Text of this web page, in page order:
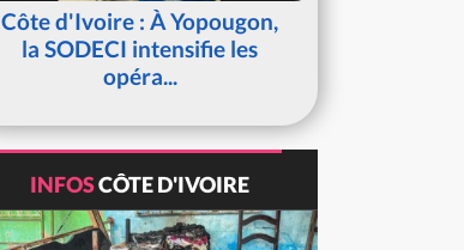
Côte d'Ivoire : À Yopougon,
la SODECI intensifie les
opéra...
INFOSCÔTE D'IVOIRE